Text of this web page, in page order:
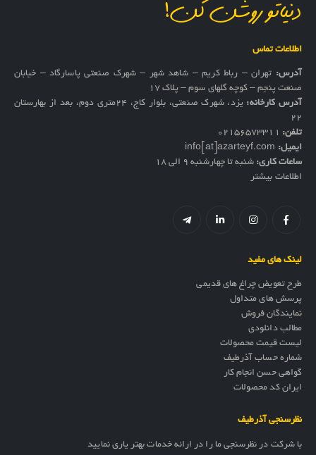
دنیاتو روشن کن!
اطلاعات تماس
آدرس: تهران – رباط کریم – شاهد شهر – شهرک صنعتی پاسارگاد – خیابان
صنعت پنجم – کوچه گلهای سوم – پلاک 17
آدرس کارخانه:
یزد، شهرک صنعتی، بلوار کاج، ۲۴متری دوم، بعد از بهارستان
۲۲
تلفن: 02156573311
ایمیل: info[at]azarteyf.com
ساعات کاری: شنبه تا چهارشنبه 9 الی 18
اطلاعات بیشتر
لینک های مفید
طرح تعویض چراغ های قدیمی
پرسش های متداول
نمایندگان فروش
مطالب دانلودی
لیست قیمت محصولات
شماره حساب آذرطیف
گواهی حسن انجام کار
ایران کد محصولات
نظرسنجی آذرطیف
با شرکت در نظرسنجی ما را در ارائه خدمات بهتر یاری نمایید